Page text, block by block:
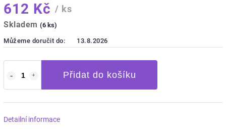
612 Kč / ks
Skladem (6 ks)
Můžeme doručit do: 13.8.2026
Přidat do košíku
Detailní informace